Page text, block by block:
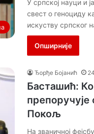
У српској науци и
свест о геноциду
искуству српског
Опширније
Ђорђе Бојанић
Басташић:
препоручује
Покољ
На званичној